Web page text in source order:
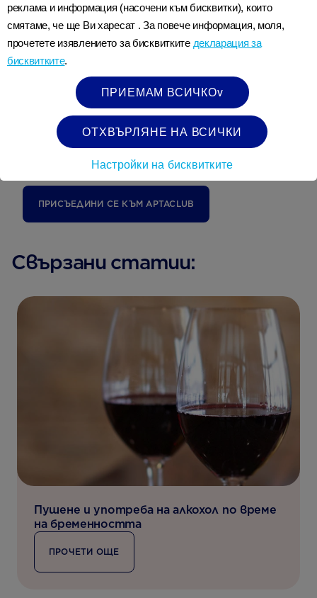
В Aptaclub вярваме, че опитът помага да се
изгради устойчивост; че всяка нова среща,
независимо дали по време на бременността
или след раждането, може да оформи
бъдещото развитие на Вашето бебе. С
нашата научна експертиза ние можем да
помогнем на Вас и Вашето бебе да
ПРИСЪЕДИНИ СЕ КЪМ АPTACLUB
Свързани статии:
Пушене и употреба на алкохол по време
на бременността
ПРОЧЕТИ ОЩЕ
реклама и информация (насочени към бисквитки), които
смятаме, че ще Ви харесат . За повече информация, моля,
прочетете изявлението за бисквитките декларация за
бисквитките.
ПРИЕМАМ ВСИЧКОv
ОТХВЪРЛЯНЕ НА ВСИЧКИ
Настройки на бисквитките